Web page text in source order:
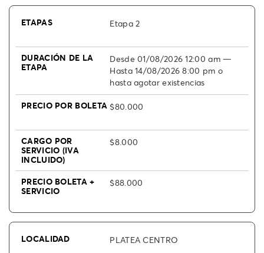
Etapa 2
Desde 01/08/2026 12:00 am —
Hasta 14/08/2026 8:00 pm o
hasta agotar existencias
$80.000
$8.000
$88.000
PLATEA CENTRO